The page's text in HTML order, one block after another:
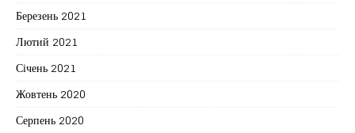
Березень 2021
Лютий 2021
Січень 2021
Жовтень 2020
Серпень 2020